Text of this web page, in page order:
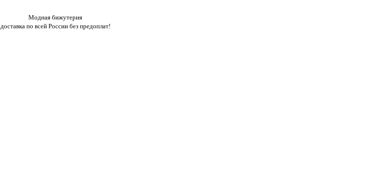
Модная бижутерия
доставка по всей России без предоплат!